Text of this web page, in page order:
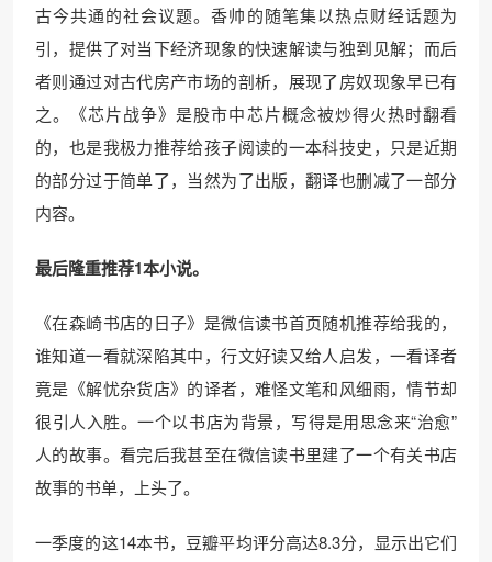
古今共通的社会议题。香帅的随笔集以热点财经话题为
引，提供了对当下经济现象的快速解读与独到见解；而后
者则通过对古代房产市场的剖析，展现了房奴现象早已有
之。《芯片战争》是股市中芯片概念被炒得火热时翻看
的，也是我极力推荐给孩子阅读的一本科技史，只是近期
的部分过于简单了，当然为了出版，翻译也删减了一部分
内容。
最后隆重推荐1本小说。
《在森崎书店的日子》是微信读书首页随机推荐给我的，
谁知道一看就深陷其中，行文好读又给人启发，一看译者
竟是《解忧杂货店》的译者，难怪文笔和风细雨，情节却
很引人入胜。一个以书店为背景，写得是用思念来“治愈”
人的故事。看完后我甚至在微信读书里建了一个有关书店
故事的书单，上头了。
一季度的这14本书，豆瓣平均评分高达8.3分，显示出它们